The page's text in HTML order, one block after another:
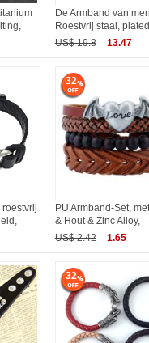
De Armband van
Roestvrij staal,
US$ 19.8
13.47
roestvrij
32
PU Armband-Set,
& Hout & Zinc Alloy,
US$ 2.42
1.65
32